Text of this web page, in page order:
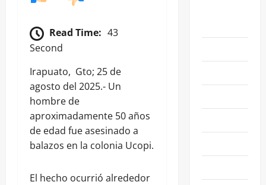
Read Time: 43
Second
Irapuato, Gto; 25 de
agosto del 2025.- Un
hombre de
aproximadamente 50 años
de edad fue asesinado a
balazos en la colonia Ucopi.
El hecho ocurrió alrededor